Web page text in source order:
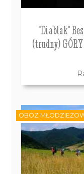
"Diablak"
(trudny)
OBÓZ